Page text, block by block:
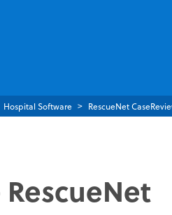
Hospital Software RescueNet
RescueNet